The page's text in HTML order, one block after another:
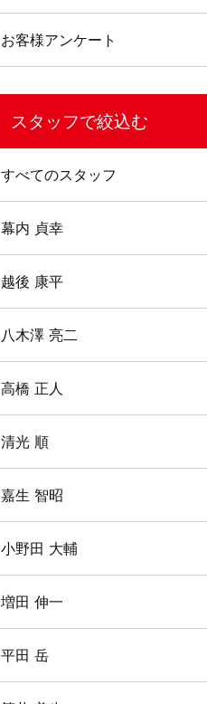
お客様アンケート
スタッフで絞込む
すべてのスタッフ
幕内 貞幸
越後 康平
八木澤 亮二
高橋 正人
清光 順
嘉生 智昭
小野田 大輔
増田 伸一
平田 岳